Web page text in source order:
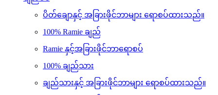
ပိတ်ချောနှင့် အခြားဖိုင်ဘာများ ရောစပ်ထားသည်။
100% Ramie ချည်
Ramie နှင့်အခြားဖိုင်ဘာရောစပ်
100% ချည်သား
ချည်သားနှင့် အခြားဖိုင်ဘာများ ရောစပ်ထားသည်။